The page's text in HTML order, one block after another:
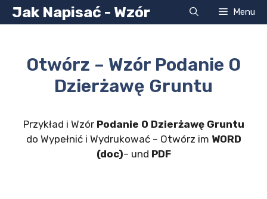
Przejdź
do
Jak Napisać - Wzór Menu
Otwórz – Wzór Podanie O
Dzierżawę Gruntu
Przykład i Wzór Podanie O Dzierżawę Gruntu
do Wypełnić i Wydrukować – Otwórz im WORD
(doc)– und PDF